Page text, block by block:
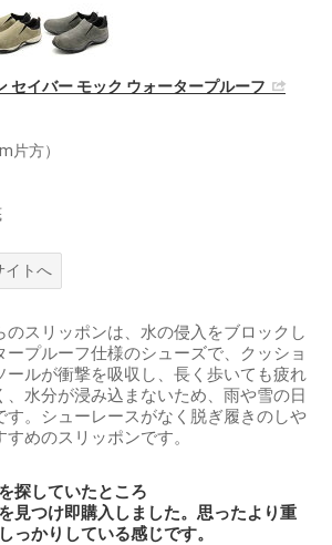
セイバー モック ウォータープルーフ
片方）
イトへ
のスリッポンは、水の侵入をブロックし
ープルーフ仕様のシューズで、クッショ
ールが衝撃を吸収し、長く歩いても疲れ
、水分が浸み込まないため、雨や雪の日
す。シューレースがなく脱ぎ履きのしや
めのスリッポンです。
探していたところ
見つけ即購入しました。思ったより重
っかりしている感じです。